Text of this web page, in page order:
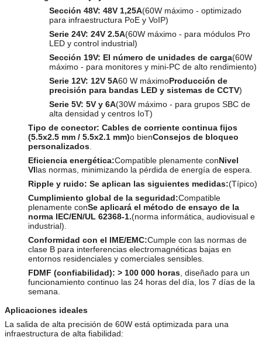
Sección 48V: 48V 1,25A(60W máximo - optimizado
para infraestructura PoE y VoIP)
Serie 24V: 24V 2.5A(60W máximo - para módulos Pro
LED y control industrial)
Sección 19V: El número de unidades de carga(60W
máximo - para monitores y mini-PC de alto rendimiento)
Serie 12V: 12V 5A60 W máximoProducción de
precisión para bandas LED y sistemas de CCTV)
Serie 5V: 5V y 6A(30W máximo - para grupos SBC de
alta densidad y centros IoT)
Tipo de conector: Cables de corriente continua fijos
(5.5x2.5 mm / 5.5x2.1 mm)o bienConsejos de bloqueo
personalizados
Eficiencia energética:Compatible plenamente conNivel
VIlas normas, minimizando la pérdida de energía de espera.
Ripple y ruido: Se aplican las siguientes medidas:(Típico)
Cumplimiento global de la seguridad:Compatible
plenamente conSe aplicará el método de ensayo de la
norma IEC/EN/UL 62368-1.(norma informática, audiovisual e
industrial).
Conformidad con el IME/EMC:Cumple con las normas de
clase B para interferencias electromagnéticas bajas en
entornos residenciales y comerciales sensibles.
FDMF (confiabilidad): > 100 000 horas , diseñado para un
funcionamiento continuo las 24 horas del día, los 7 días de la
semana.
Aplicaciones ideales
La salida de alta precisión de 60W está optimizada para una
infraestructura de alta fiabilidad: